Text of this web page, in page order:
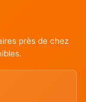
près de chez